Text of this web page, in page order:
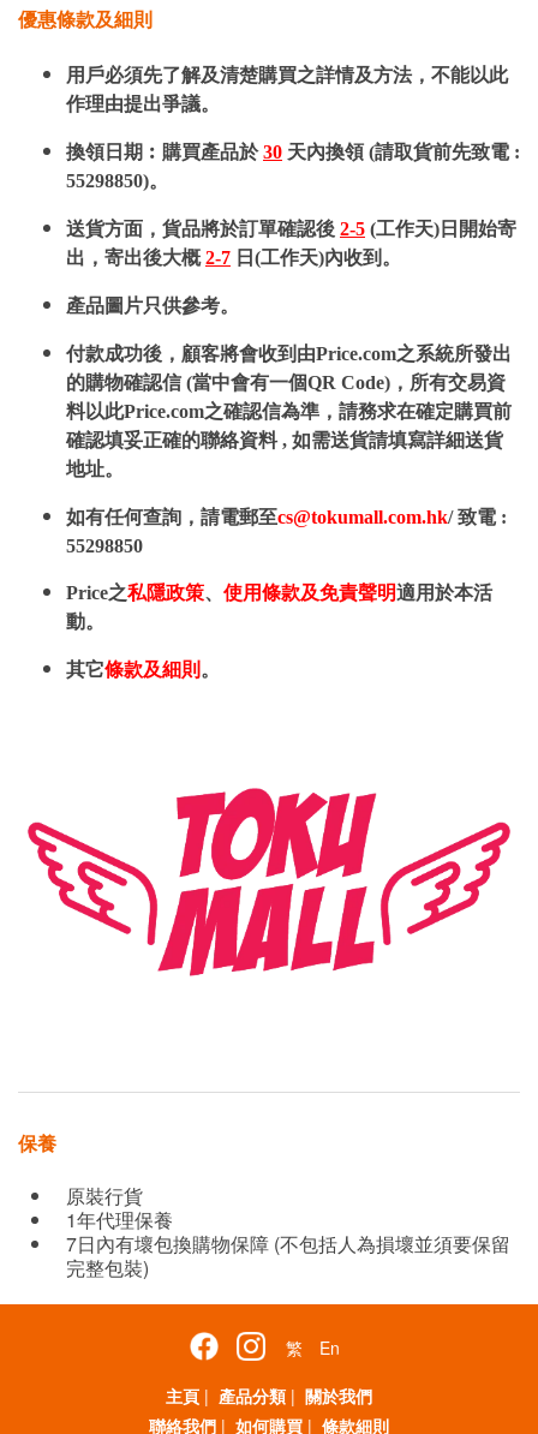
優惠條款及細則
用戶必須先了解及清楚購買之詳情及方法，不能以此
作理由提出爭議。
換領日期︰購買產品於30 天內換領 (請取貨前先致電 :
55298850)。
送貨方面，貨品將於訂單確認後 2-5 (工作天)日開始寄
出，寄出後大概2-7 日(工作天)內收到。
產品圖片只供參考。
付款成功後，顧客將會收到由Price.com之系統所發出
的購物確認信 (當中會有一個QR Code)，所有交易資
料以此Price.com之確認信為準，請務求在確定購買前
確認填妥正確的聯絡資料 , 如需送貨請填寫詳細送貨
地址。
如有任何查詢，請電郵至cs@tokumall.com.hk/ 致電 :
55298850
Price之私隱政策、 使用條款及免責聲明適用於本活
動。
其它條款及細則 。
保養
原裝行貨
1年代理保養
7日內有壞包換購物保障 (不包括人為損壞並須要保留
完整包裝)
繁
En
主頁 | 產品分類 | 關於我們
聯絡我們 | 如何購買 | 條款細則